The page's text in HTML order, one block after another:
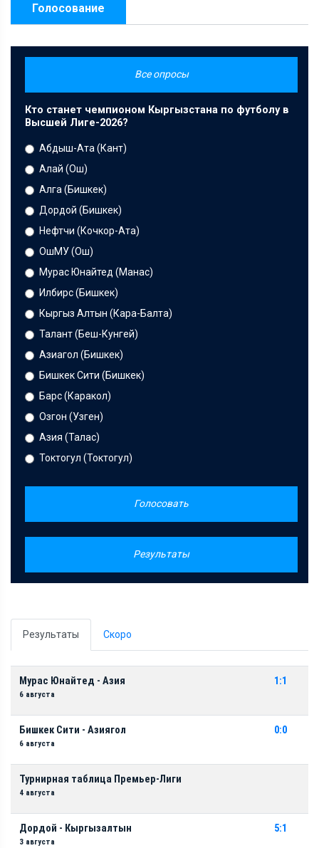
Голосование
Все опросы
Кто станет чемпионом Кыргызстана по футболу в
Высшей Лиге-2026?
Абдыш-Ата (Кант)
Алай (Ош)
Алга (Бишкек)
Дордой (Бишкек)
Нефтчи (Кочкор-Ата)
ОшМУ (Ош)
Мурас Юнайтед (Манас)
Илбирс (Бишкек)
Кыргыз Алтын (Кара-Балта)
Талант (Беш-Кунгей)
Азиагол (Бишкек)
Бишкек Сити (Бишкек)
Барс (Каракол)
Озгон (Узген)
Азия (Талас)
Токтогул (Токтогул)
Голосовать
Результаты
Результаты Скоро
Мурас Юнайтед - Азия
6 августа
1:1
Бишкек Сити - Азиягол
6 августа
0:0
Турнирная таблица Премьер-Лиги
4 августа
Дордой - Кыргызалтын
3 августа
5:1